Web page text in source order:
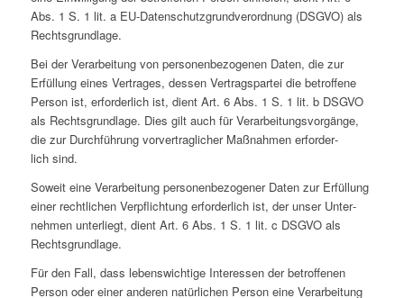
Abs. 1 S. 1 lit. a EU-Daten­schutz­grund­ver­ord­nung (DSGVO) als
Rechtsgrundlage.
Bei der Ver­ar­bei­tung von per­so­nen­be­zo­ge­nen Daten, die zur
Erfül­lung eines Ver­tra­ges, dessen Ver­trags­par­tei die betrof­fene
Person ist, erfor­der­lich ist, dient Art. 6 Abs. 1 S. 1 lit. b DSGVO
als Rechts­grund­lage. Dies gilt auch für Ver­ar­bei­tungs­vor­gänge,
die zur Durch­füh­rung vor­ver­trag­li­cher Maß­nah­men erfor­der­
lich sind.
Soweit eine Ver­ar­bei­tung per­so­nen­be­zo­ge­ner Daten zur Erfül­lung
einer recht­li­chen Ver­pflich­tung erfor­der­lich ist, der unser Unter­
neh­men unter­liegt, dient Art. 6 Abs. 1 S. 1 lit. c DSGVO als
Rechtsgrundlage.
Für den Fall, dass lebens­wich­tige Inter­es­sen der betrof­fe­nen
Person oder einer anderen natür­li­chen Person eine Ver­ar­bei­tung